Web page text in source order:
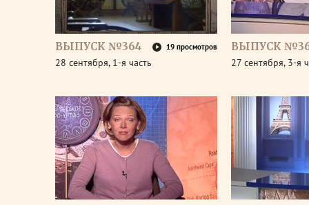
ВЫПУСК №364 19 просмотров
28 сентября, 1-я часть
ВЫПУСК
27 сентября, 3-я